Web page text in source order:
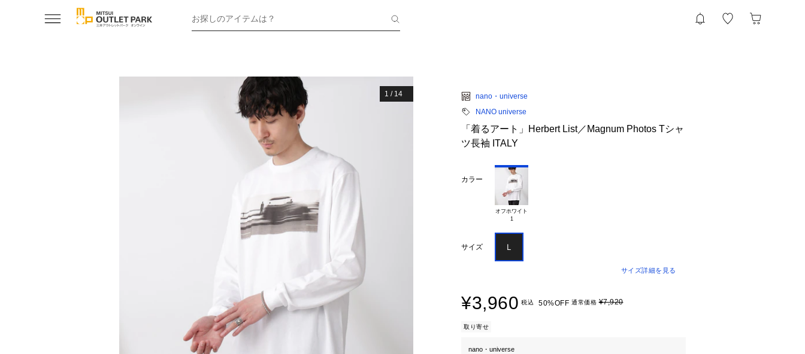
お探しのアイテムは？
1 / 14
nano・universe
NANO universe
「着るアート」Herbert List／Magnum Photos Tシャ
ツ長袖 ITALY
カラー
オフホワイト
1
サイズ Ｌ
サイズ詳細を見る
¥3,960 税込 50%OFF 通常価格¥7,920
取り寄せ
nano・universe